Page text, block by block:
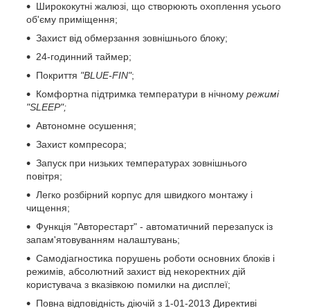
Ширококутні жалюзі, що створюють охоплення усього
об'єму приміщення;
Захист від обмерзання зовнішнього блоку;
24-годинний таймер;
Покриття "BLUE-FIN";
Комфортна підтримка температури в нічному режимі
"SLEEP";
Автономне осушення;
Захист компресора;
Запуск при низьких температурах зовнішнього
повітря;
Легко розбірний корпус для швидкого монтажу і
чищення;
Функція "Авторестарт" - автоматичний перезапуск із
запам'ятовуванням налаштувань;
Самодіагностика порушень роботи основних блоків і
режимів, абсолютний захист від некоректних дій
користувача з вказівкою помилки на дисплеї;
Повна відповідність діючій з 1-01-2013 Директиві